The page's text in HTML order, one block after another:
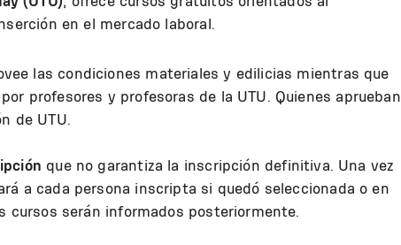
en el mercado laboral.
las condiciones materiales y edilicias mientras que
profesores y profesoras de la UTU. Quienes aprueban
de UTU.
que no garantiza la inscripción definitiva. Una vez
a cada persona inscripta si quedó seleccionada o en
cursos serán informados posteriormente.